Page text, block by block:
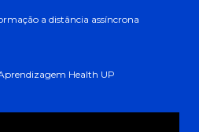
a distância assíncrona
Health UP